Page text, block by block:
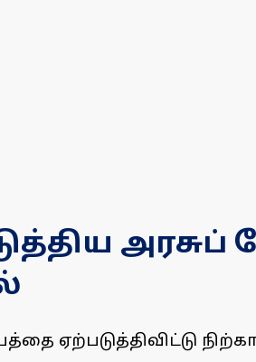
அரசுப்
ஏற்படுத்திவிட்டு